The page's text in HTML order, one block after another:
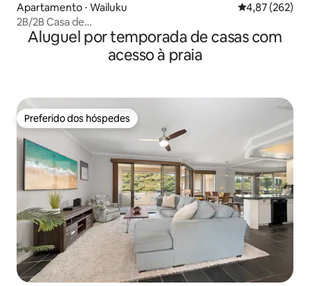
Apartamento ⋅ Wailuku 4,87 de uma
4,87 (262)
2B/2B Casa de
campo/Aconchegante/Central/Privado/Cidade histórica
Aluguel por temporada de casas com
acesso à praia
Preferido dos hóspedes
Preferido dos hóspedes